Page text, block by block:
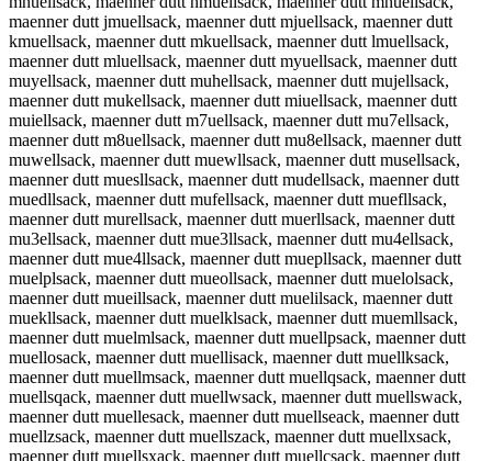
maenner dutt jmuellsack, maenner dutt mjuellsack, maenner dutt
kmuellsack, maenner dutt mkuellsack, maenner dutt lmuellsack,
maenner dutt mluellsack, maenner dutt myuellsack, maenner dutt
muyellsack, maenner dutt muhellsack, maenner dutt mujellsack,
maenner dutt mukellsack, maenner dutt miuellsack, maenner dutt
muiellsack, maenner dutt m7uellsack, maenner dutt mu7ellsack,
maenner dutt m8uellsack, maenner dutt mu8ellsack, maenner dutt
muwellsack, maenner dutt muewllsack, maenner dutt musellsack,
maenner dutt muesllsack, maenner dutt mudellsack, maenner dutt
muedllsack, maenner dutt mufellsack, maenner dutt muefllsack,
maenner dutt murellsack, maenner dutt muerllsack, maenner dutt
mu3ellsack, maenner dutt mue3llsack, maenner dutt mu4ellsack,
maenner dutt mue4llsack, maenner dutt muepllsack, maenner dutt
muelplsack, maenner dutt mueollsack, maenner dutt muelolsack,
maenner dutt mueillsack, maenner dutt muelilsack, maenner dutt
muekllsack, maenner dutt muelklsack, maenner dutt muemllsack,
maenner dutt muelmlsack, maenner dutt muellpsack, maenner dutt
muellosack, maenner dutt muellisack, maenner dutt muellksack,
maenner dutt muellmsack, maenner dutt muellqsack, maenner dutt
muellsqack, maenner dutt muellwsack, maenner dutt muellswack,
maenner dutt muellesack, maenner dutt muellseack, maenner dutt
muellzsack, maenner dutt muellszack, maenner dutt muellxsack,
maenner dutt muellsxack, maenner dutt muellcsack, maenner dutt